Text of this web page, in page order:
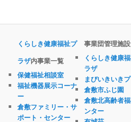
くらしき健康福祉プ
ラザ内事業一覧
保健福祉相談室
福祉機器展示コーナ
ー
倉敷ファミリー・サ
ポート・センター
事業団管理施
くらしき健康
ラザ
まびいきいき
倉敷市ふじ園
倉敷北高齢者
ンター